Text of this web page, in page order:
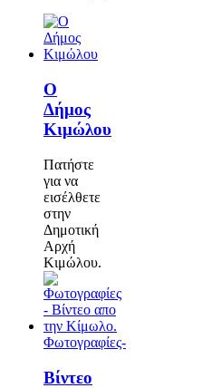
Ο
Δήμος
Κιμώλου
Πατήστε
για να
εισέλθετε
στην
Δημοτική
Αρχή
Κιμώλου.
Φωτογραφίες-
Βίντεο